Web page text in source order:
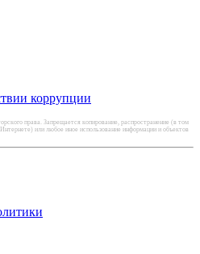
коррупции
права. Запрещается копирование, распространение (в том
или любое иное использование информации и объектов